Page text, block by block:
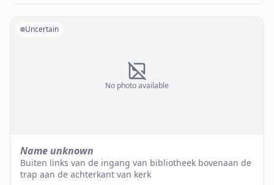
No photo available
Uncertain
Name unknown
Buiten links van de ingang van bibliotheek bovenaan de
trap aan de achterkant van kerk